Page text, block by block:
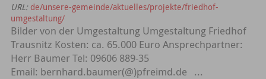
URL: de/unsere-gemeinde/aktuelles/projekte/friedhof-
umgestaltung/
Bilder von der Umgestaltung Umgestaltung Friedhof
Trausnitz Kosten: ca. 65.000 Euro Ansprechpartner:
Herr Baumer Tel: 09606 889-35
Email: bernhard.baumer(@)pfreimd.de ...